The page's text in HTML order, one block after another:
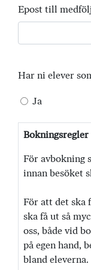
Epost till
Har ni elever
Ja
Bokningsregler
För avbokning
innan besöket
För att det ska
ska få ut så
oss, både vid
på egen hand,
bland eleverna.